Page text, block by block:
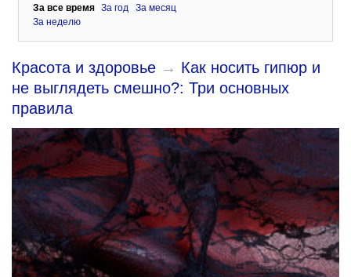
За все время За год
За месяц
За неделю
Красота и здоровье → Как носить гипюр и
не выглядеть смешно?: Три основных
правила